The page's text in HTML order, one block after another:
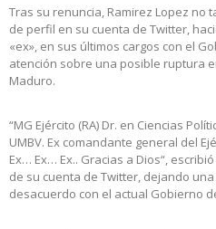
Tras su renuncia, Ramirez Lopez no
de perfil en su cuenta de Twitter,
«ex», en sus últimos cargos con el
atención sobre una posible ruptura
Maduro.
“MG Ejército (RA) Dr. en Ciencias
UMBV. Ex comandante general del
Ex… Ex… Ex.. Gracias a Dios“,
de su cuenta de Twitter, dejando
desacuerdo con el actual Gobierno